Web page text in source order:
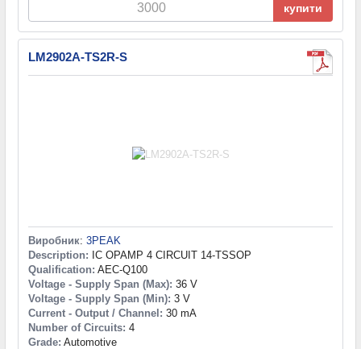
купити
LM2902A-TS2R-S
Виробник: 3PEAK
Description: IC OPAMP 4 CIRCUIT 14-TSSOP
Qualification: AEC-Q100
Voltage - Supply Span (Max): 36 V
Voltage - Supply Span (Min): 3 V
Current - Output / Channel: 30 mA
Number of Circuits: 4
Grade: Automotive